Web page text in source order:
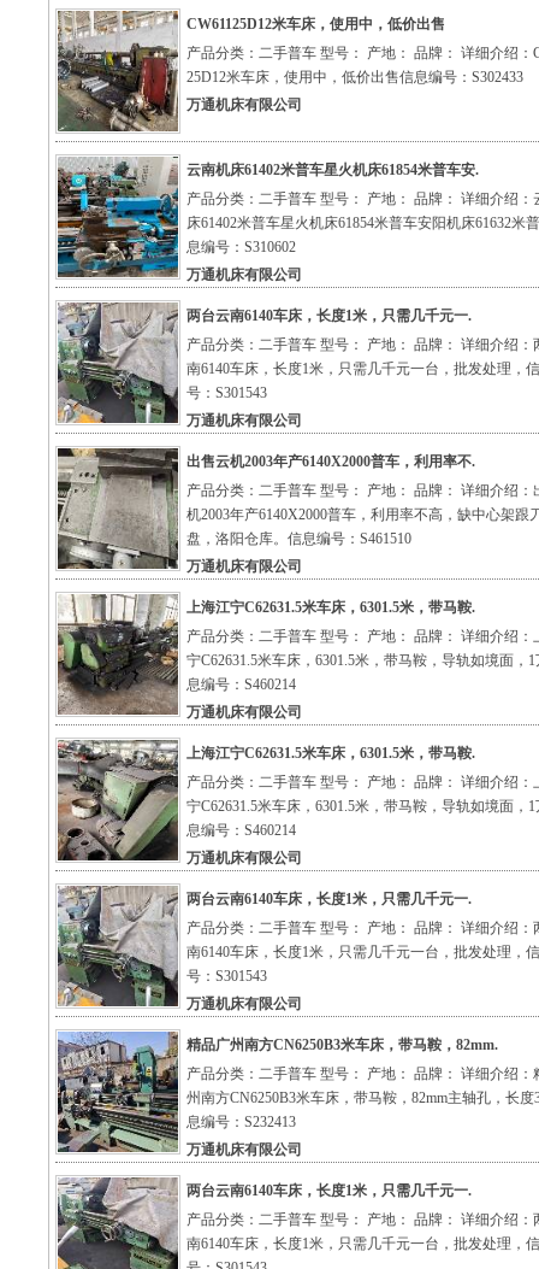
CW61125D12米车床，使用中，低价出售
产品分类：二手普车 型号： 产地： 品牌： 详细介绍：
25D12米车床，使用中，低价出售信息编号：S302433
万通机床有限公司
云南机床61402米普车星火机床61854米普车安.
产品分类：二手普车 型号： 产地： 品牌： 详细介绍：
床61402米普车星火机床61854米普车安阳机床61632米
息编号：S310602
万通机床有限公司
两台云南6140车床，长度1米，只需几千元一.
产品分类：二手普车 型号： 产地： 品牌： 详细介绍：
南6140车床，长度1米，只需几千元一台，批发处理，
号：S301543
万通机床有限公司
出售云机2003年产6140X2000普车，利用率不.
产品分类：二手普车 型号： 产地： 品牌： 详细介绍：
机2003年产6140X2000普车，利用率不高，缺中心架跟
盘，洛阳仓库。信息编号：S461510
万通机床有限公司
上海江宁C62631.5米车床，6301.5米，带马鞍.
产品分类：二手普车 型号： 产地： 品牌： 详细介绍：
宁C62631.5米车床，6301.5米，带马鞍，导轨如境面，
息编号：S460214
万通机床有限公司
上海江宁C62631.5米车床，6301.5米，带马鞍.
产品分类：二手普车 型号： 产地： 品牌： 详细介绍：
宁C62631.5米车床，6301.5米，带马鞍，导轨如境面，
息编号：S460214
万通机床有限公司
两台云南6140车床，长度1米，只需几千元一.
产品分类：二手普车 型号： 产地： 品牌： 详细介绍：
南6140车床，长度1米，只需几千元一台，批发处理，
号：S301543
万通机床有限公司
精品广州南方CN6250B3米车床，带马鞍，82mm.
产品分类：二手普车 型号： 产地： 品牌： 详细介绍：
州南方CN6250B3米车床，带马鞍，82mm主轴孔，长度
息编号：S232413
万通机床有限公司
两台云南6140车床，长度1米，只需几千元一.
产品分类：二手普车 型号： 产地： 品牌： 详细介绍：
南6140车床，长度1米，只需几千元一台，批发处理，